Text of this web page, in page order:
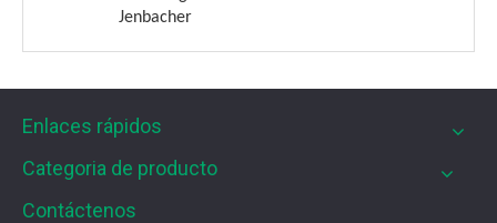
Jenbacher
Enlaces rápidos
Categoria de producto
Contáctenos